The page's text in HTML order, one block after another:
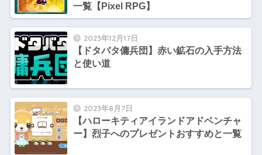
一覧【Pixel RPG】
2023年12月17日
【ドタバタ傭兵団】赤い鉱石の入手方法
と使い道
2023年8月7日
【ハローキティアイランドアドベンチャ
ー】烈子へのプレゼントおすすめと一覧